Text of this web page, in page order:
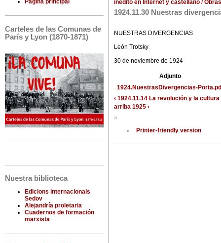
Página principal
Carteles de las Comunas de
París y Lyon (1870-1871)
Nuestra biblioteca
Edicions internacionals
Sedov
Alejandría proletaria
Cuadernos de formación
marxista
inédito en Internet y castellano /
1924.11.30 Nuestras
NUESTRAS DIVERGENCIAS
León Trotsky
30 de noviembre de 1924
Adjunto
1924.NuestrasDivergencias-
‹ 1924.11.14 La revolución y la
arriba 1925 ›
»
Printer-friendly version